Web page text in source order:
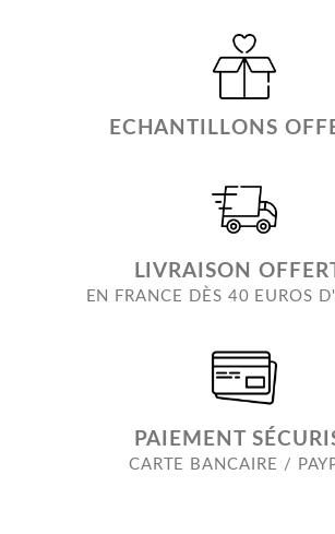
ECHANTILLONS
LIVRAISON
EN FRANCE DÈS 40 EUROS
PAIEMENT
CARTE BANCAIRE /